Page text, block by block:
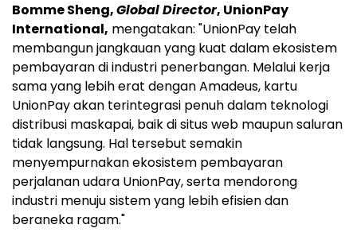
Bomme Sheng,Global Director, UnionPay
International, mengatakan: "UnionPay telah
membangun jangkauan yang kuat dalam ekosistem
pembayaran di industri penerbangan. Melalui kerja
sama yang lebih erat dengan Amadeus, kartu
UnionPay akan terintegrasi penuh dalam teknologi
distribusi maskapai, baik di situs web maupun saluran
tidak langsung. Hal tersebut semakin
menyempurnakan ekosistem pembayaran
perjalanan udara UnionPay, serta mendorong
industri menuju sistem yang lebih efisien dan
beraneka ragam."